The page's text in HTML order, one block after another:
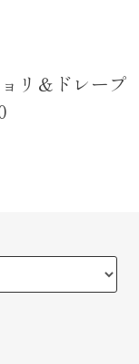
リ＆ドレープ